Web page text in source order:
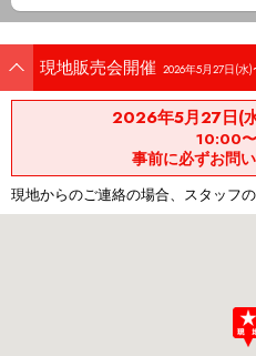
現地販売会開催 2026年5月27日(水)
2026年5月27日(
10:00
事前に必ずお問
現地からのご連絡の場合、スタッフ